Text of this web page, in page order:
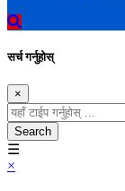
सर्च गर्नुहोस्
×
Search
☰
×